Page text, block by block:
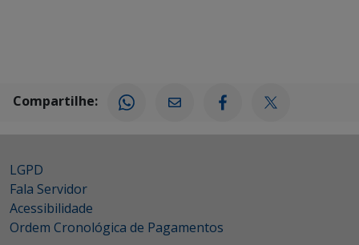
Compartilhe:
LGPD
Fala Servidor
Acessibilidade
Ordem Cronológica de Pagamentos